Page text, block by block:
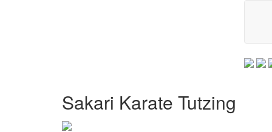
Sakari Karate Tutzing